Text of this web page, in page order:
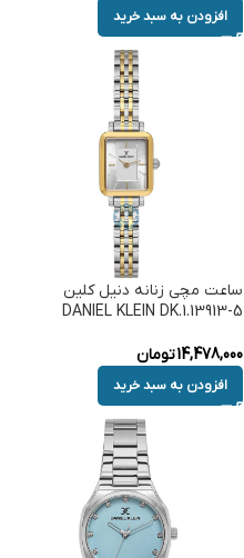
افزودن به سبد خرید
ساعت مچی زنانه دنیل کلین
DANIEL KLEIN DK.1.13913-5
14,478,000تومان
افزودن به سبد خرید